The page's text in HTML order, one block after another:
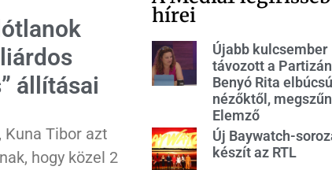
állításai
Tibor azt
hogy közel 2
hírei
Újabb kulcsember
távozott a
Benyó Rita
nézőktől,
Elemző
Új Baywatch-
készít az RTL